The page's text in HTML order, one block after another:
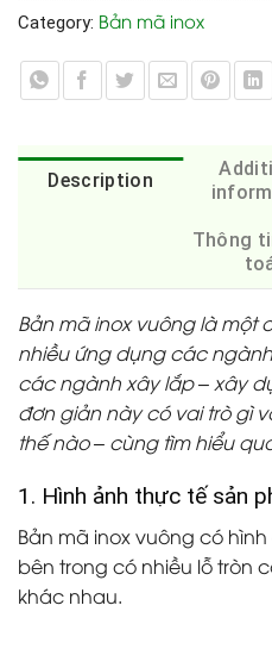
Category: Bản mã inox
Description
Thông
Bản mã inox vuông là một
nhiều ứng dụng các
các ngành xây lắp – xây
đơn giản này có vai trò gì
thế nào – cùng tìm hiểu
1. Hình ảnh thực tế sản
Bản mã inox vuông có
bên trong có nhiều lỗ tròn
khác nhau.